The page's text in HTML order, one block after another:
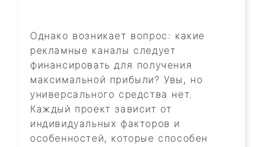
Однако возникает вопрос: какие
рекламные каналы следует
финансировать для получения
максимальной прибыли? Увы, но
универсального средства нет.
Каждый проект зависит от
индивидуальных факторов и
особенностей, которые способен